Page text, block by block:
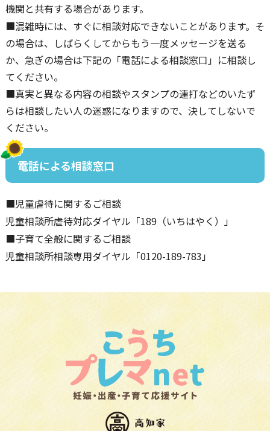
機関と共有する場合があります。
■混雑時には、すぐに相談対応できないことがあります。そ
の場合は、しばらくしてからもう一度メッセージを送る
か、急ぎの場合は下記の「電話による相談窓口」に相談し
てください。
■真実と異なる内容の相談やスタンプの連打などのいたず
らは相談したい人の迷惑になりますので、決してしないで
ください。
電話による相談窓口
■児童虐待に関するご相談
児童相談所虐待対応ダイヤル「189（いちはやく）」
■子育て全般に関するご相談
児童相談所相談専用ダイヤル「0120-189-783」